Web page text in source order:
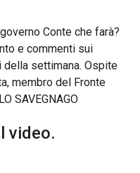
Conte che farà?
e commenti sui
settimana. Ospite
membro del Fronte
SAVEGNAGO
video.